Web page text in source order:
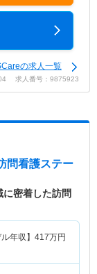
の求人一覧
求人番号：9875923
問看護ステー
密着した訪問
年収】 417万円